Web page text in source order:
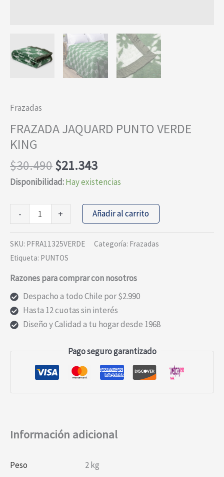
Frazadas
FRAZADA JAQUARD PUNTO VERDE
KING
$30.490El
precio
era:
$30.490.
$21.343El
precio
es:
$21.343.
Disponibilidad:Hay existencias
-
FRAZADA
JAQUARD
PUNTO
VERDE
cantidad
+ Añadir al carrito
SKU: PFRA11325VERDE Categoría: Frazadas
Etiqueta: PUNTOS
Razones para comprar con nosotros
Despacho a todo Chile por $2.990
Hasta 12 cuotas sin interés
Diseño y Calidad a tu hogar desde 1968
Pago seguro garantizado
Información adicional
Peso
2 kg